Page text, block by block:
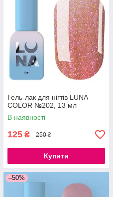
Гель-лак для нігтів LUNA
COLOR №202, 13 мл
В наявності
125 ₴ 250 ₴
Купити
–50%